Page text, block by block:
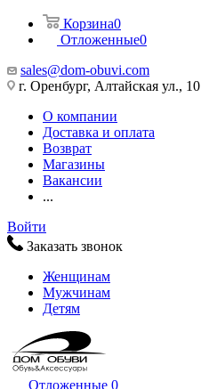
Корзина0
Отложенные0
sales@dom-obuvi.com
г. Оренбург, Алтайская ул., 10
О компании
Доставка и оплата
Возврат
Магазины
Вакансии
...
Войти
Заказать звонок
Женщинам
Мужчинам
Детям
Отложенные 0